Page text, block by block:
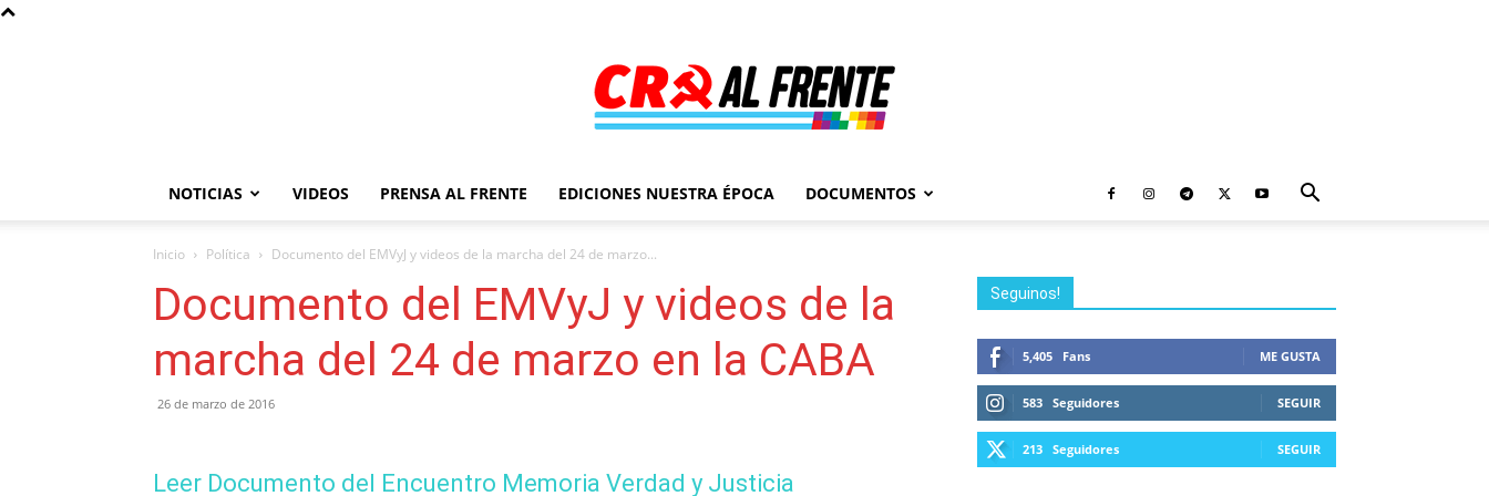
Al
Frente
–
NOTICIAS VIDEOS PRENSA AL FRENTE EDICIONES NUESTRA ÉPOCA DOCUMENTOS
Inicio Política Documento del EMVyJ y videos de la marcha del 24 de marzo...
Documento del EMVyJ y videos de la
marcha del 24 de marzo en la CABA
26 de marzo de 2016
Leer Documento del Encuentro Memoria Verdad y Justicia
Seguinos!
5,405 Fans ME GUSTA
583 Seguidores SEGUIR
213 Seguidores SEGUIR